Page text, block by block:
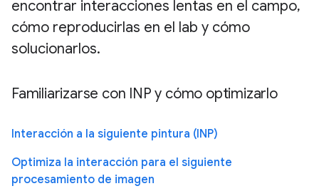
encontrar interacciones lentas en el campo,
cómo reproducirlas en el lab y cómo
solucionarlos.
Familiarizarse con INP y cómo optimizarlo
Interacción a la siguiente pintura (INP)
Optimiza la interacción para el siguiente
procesamiento de imagen